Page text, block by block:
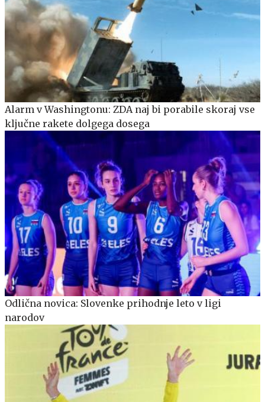
Alarm v Washingtonu: ZDA naj bi porabile skoraj vse
ključne rakete dolgega dosega
Odlična novica: Slovenke prihodnje leto v ligi
narodov